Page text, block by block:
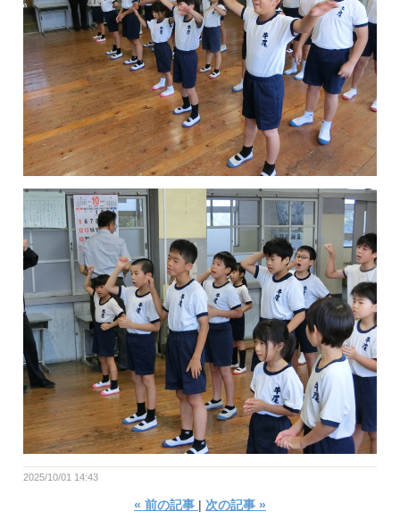
2025/10/01 14:43
« 前の記事 次の記事 »